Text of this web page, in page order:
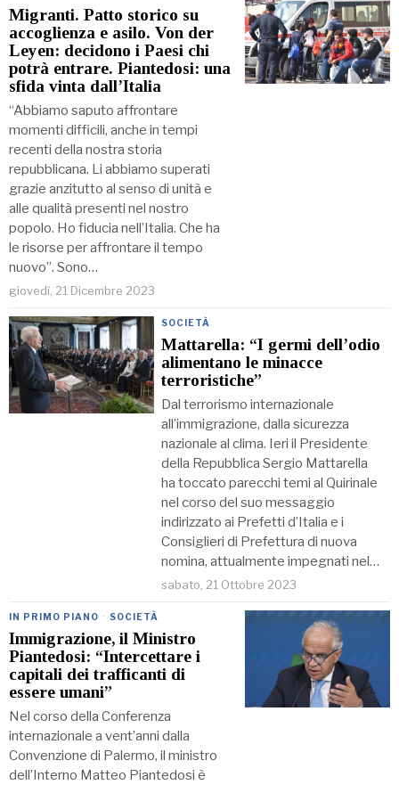
Migranti. Patto storico su
accoglienza e asilo. Von der
Leyen: decidono i Paesi chi
potrà entrare. Piantedosi: una
sfida vinta dall’Italia
“Abbiamo saputo affrontare
momenti difficili, anche in tempi
recenti della nostra storia
repubblicana. Li abbiamo superati
grazie anzitutto al senso di unità e
alle qualità presenti nel nostro
popolo. Ho fiducia nell’Italia. Che ha
le risorse per affrontare il tempo
nuovo”. Sono…
giovedì, 21 Dicembre 2023
SOCIETÀ
Mattarella: “I germi dell’odio
alimentano le minacce
terroristiche”
Dal terrorismo internazionale
all’immigrazione, dalla sicurezza
nazionale al clima. Ieri il Presidente
della Repubblica Sergio Mattarella
ha toccato parecchi temi al Quirinale
nel corso del suo messaggio
indirizzato ai Prefetti d’Italia e i
Consiglieri di Prefettura di nuova
nomina, attualmente impegnati nel…
sabato, 21 Ottobre 2023
IN PRIMO PIANO · SOCIETÀ
Immigrazione, il Ministro
Piantedosi: “Intercettare i
capitali dei trafficanti di
essere umani”
Nel corso della Conferenza
internazionale a vent’anni dalla
Convenzione di Palermo, il ministro
dell’Interno Matteo Piantedosi è